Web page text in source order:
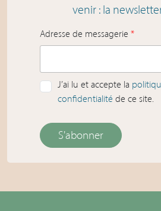
venir : la
Adresse de messagerie *
J’ai lu et accepte la
confidentialité de ce site.